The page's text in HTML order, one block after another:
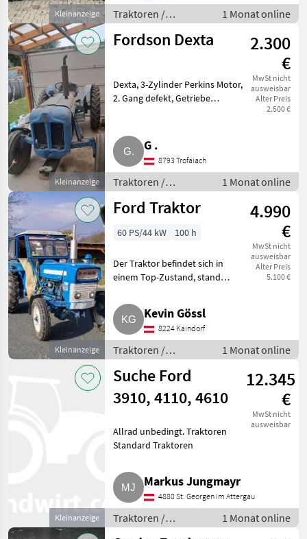
Kleinanzeige
Anhängevorrichtung (mm),
Oberlenker hinten,
Anhängevorrichtung
Traktoren /
Standard Traktoren
1 Monat online
Kleinanzeige
Fordson Dexta
2.300
€
MwSt nicht
ausweisbar
Alter Preis
2.500 €
Dexta, 3-Zylinder Perkins Motor,
2. Gang defekt, Getriebe
G .
8793 Trofaiach
Traktoren /
Standard Traktoren
1 Monat online
Kleinanzeige
Ford Traktor
4.990
€
MwSt nicht
ausweisbar
Alter Preis
5.100 €
60 PS/44 kW 100 h
Der Traktor befindet sich in
einem Top-Zustand, stand
wenige km am Tacho,
Hinterradantrieb. Traktoren
Standard Traktoren
Kevin Gössl
8224 Kaindorf
Traktoren /
Standard Traktoren
1 Monat online
Kleinanzeige
Suche Ford
3910, 4110, 4610
12.345
€
MwSt nicht
ausweisbar
Allrad unbedingt. Traktoren
Standard Traktoren
Markus Jungmayr
4880 St. Georgen im Attergau
Traktoren /
Standard Traktoren
1 Monat online